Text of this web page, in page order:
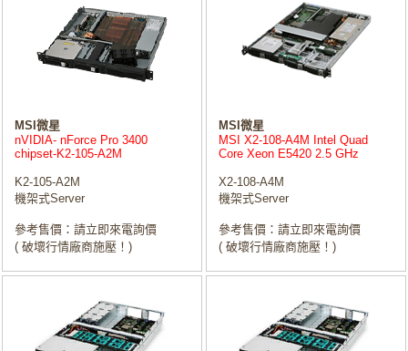
MSI微星
nVIDIA- nForce Pro 3400
chipset-K2-105-A2M
K2-105-A2M
機架式Server
參考售價：請立即來電詢價
( 破壞行情廠商施壓！)
MSI微星
MSI X2-108-A4M Intel Quad
Core Xeon E5420 2.5 GHz
X2-108-A4M
機架式Server
參考售價：請立即來電詢價
( 破壞行情廠商施壓！)